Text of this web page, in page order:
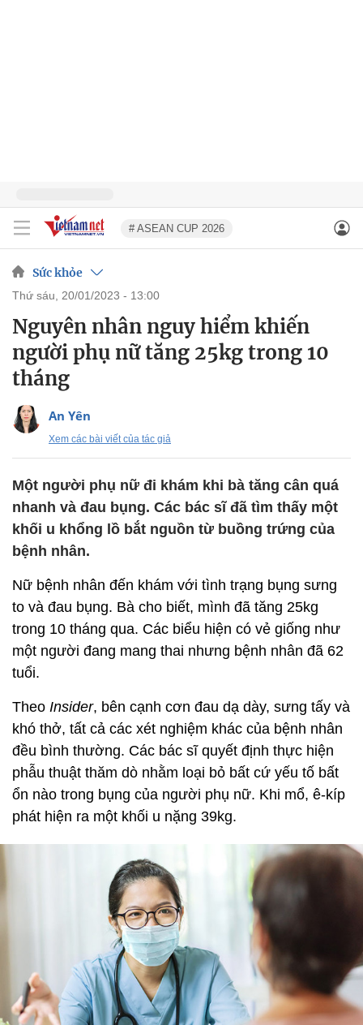
# ASEAN CUP 2026
Sức khỏe
thứ sáu, 20/01/2023 - 13:00
Nguyên nhân nguy hiểm khiến
người phụ nữ tăng 25kg trong 10
tháng
An Yên
Xem các bài viết của tác giả
Một người phụ nữ đi khám khi bà tăng cân quá
nhanh và đau bụng. Các bác sĩ đã tìm thấy một
khối u khổng lồ bắt nguồn từ buồng trứng của
bệnh nhân.
Nữ bệnh nhân đến khám với tình trạng bụng sưng
to và đau bụng. Bà cho biết, mình đã tăng 25kg
trong 10 tháng qua. Các biểu hiện có vẻ giống như
một người đang mang thai nhưng bệnh nhân đã 62
tuổi.
Theo Insider, bên cạnh cơn đau dạ dày, sưng tấy và
khó thở, tất cả các xét nghiệm khác của bệnh nhân
đều bình thường. Các bác sĩ quyết định thực hiện
phẫu thuật thăm dò nhằm loại bỏ bất cứ yếu tố bất
ổn nào trong bụng của người phụ nữ. Khi mổ, ê-kíp
phát hiện ra một khối u nặng 39kg.